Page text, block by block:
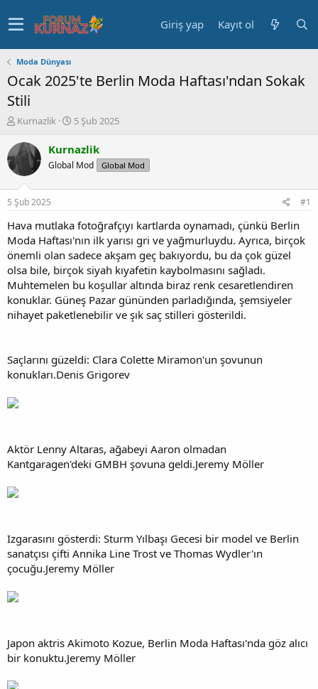
Giriş yap Kayıt ol
Moda Dünyası
Ocak 2025'te Berlin Moda Haftası'ndan Sokak
Stili
K
n
u
y
b
a
ş
a
t
a
n
Kurnazlik
B
ş
a
ç
t
a
r
i
h
i
5 Şub 2025
Kurnazlik
Global Mod Global Mod
5 Şub 2025 #1
Hava mutlaka fotoğrafçıyı kartlarda oynamadı, çünkü Berlin
Moda Haftası'nın ilk yarısı gri ve yağmurluydu. Ayrıca, birçok
önemli olan sadece akşam geç bakıyordu, bu da çok güzel
olsa bile, birçok siyah kıyafetin kaybolmasını sağladı.
Muhtemelen bu koşullar altında biraz renk cesaretlendiren
konuklar. Güneş Pazar gününden parladığında, şemsiyeler
nihayet paketlenebilir ve şık saç stilleri gösterildi.
Saçlarını güzeldi: Clara Colette Miramon'un şovunun
konukları.Denis Grigorev
Aktör Lenny Altaras, ağabeyi Aaron olmadan
Kantgaragen'deki GMBH şovuna geldi.Jeremy Möller
Izgarasını gösterdi: Sturm Yılbaşı Gecesi bir model ve Berlin
sanatçısı çifti Annika Line Trost ve Thomas Wydler'ın
çocuğu.Jeremy Möller
Japon aktris Akimoto Kozue, Berlin Moda Haftası'nda göz alıcı
bir konuktu.Jeremy Möller